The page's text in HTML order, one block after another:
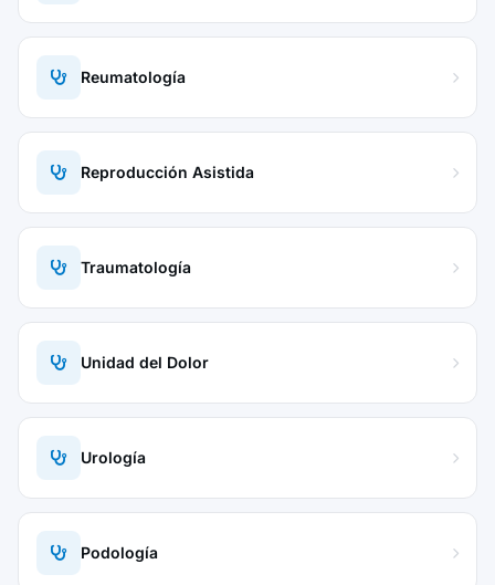
Reumatología
Reproducción Asistida
Traumatología
Unidad del Dolor
Urología
Podología